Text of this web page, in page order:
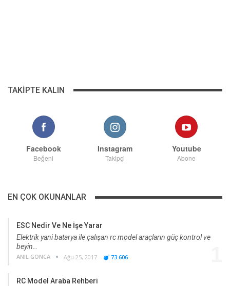
TAKIPTE KALIN
Facebook
Beğeni
Instagram
Takipçi
Youtube
Abone
EN ÇOK OKUNANLAR
ESC Nedir Ve Ne İşe Yarar
Elektrik yani batarya ile çalışan rc model araçların güç kontrol ve
beyin…
ANIL GONCA Ağu 25, 2017 73.606
RC Model Araba Rehberi